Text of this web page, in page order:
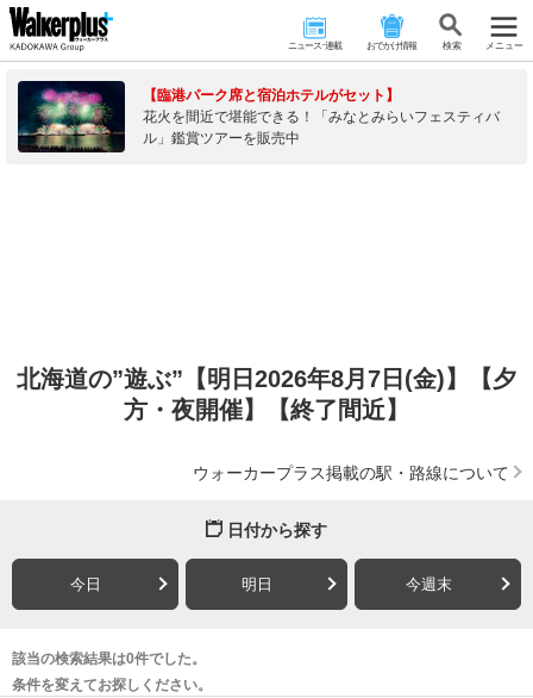
ニュース･連載 おでかけ情報 検 索 メニュー
【臨港パーク席と宿泊ホテルがセット】
花火を間近で堪能できる！「みなとみらいフェスティバ
ル」鑑賞ツアーを販売中
北海道の”遊ぶ”【明日2026年8月7日(金)】【夕
方・夜開催】【終了間近】
ウォーカープラス掲載の駅・路線について
日付から探す
今日 明日 今週末
該当の検索結果は0件でした。
条件を変えてお探しください。